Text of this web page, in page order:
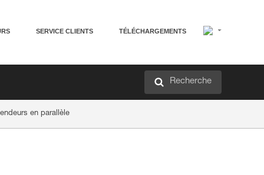
SERVICE CLIENTS TÉLÉCHARGEMENTS
Recherche
en parallèle